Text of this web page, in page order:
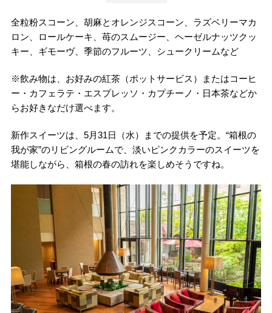
全粒粉スコーン、胡麻とオレンジスコーン、ラズベリーマカ
ロン、ロールケーキ、苺のスムージー、ヘーゼルナッツクッ
キー、ギモーヴ、季節のフルーツ、シュークリームなど
※飲み物は、お好みの紅茶（ポットサービス）またはコーヒ
ー・カフェラテ・エスプレッソ・カプチーノ・日本茶などか
らお好きなだけ選べます。
新作スイーツは、5月31日（水）までの提供を予定。“箱根の
我が家”のリビングルームで、淡いピンクカラーのスイーツを
堪能しながら、箱根の春の訪れを楽しめそうですね。